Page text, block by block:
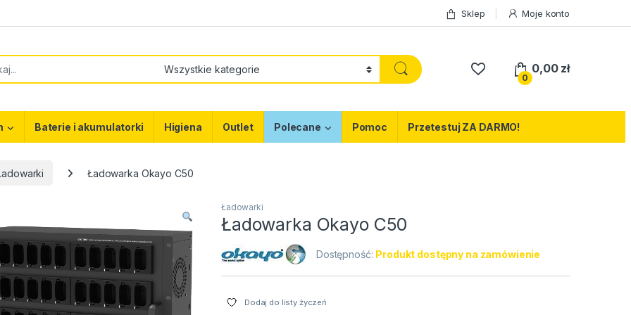
Sklep Moje konto
0
0,00 zł
Baterie i akumulatorki Higiena Outlet Polecane Pomoc Przetestuj ZA DARMO!
Ładowarka Okayo C50
Ładowarki
Ładowarka Okayo C50
Dostępność: Produkt dostępny na zamówienie
Dodaj do listy życzeń